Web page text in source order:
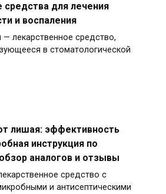
для лечения
и воспаления
лекарственное средство,
в стоматологической
лишая: эффективность
инструкция по
аналогов и отзывы
средство с
и антисептическими